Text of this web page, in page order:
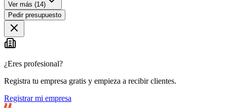
Ver más (14)
Pedir presupuesto
¿Eres profesional?
Registra tu empresa gratis y empieza a recibir clientes.
Registrar mi empresa